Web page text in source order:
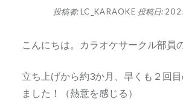
投稿者:LC_KARAOKE 投稿日:
こんにちは。カラオケサークル部員
立ち上げから約3か月、早くも２回
ました！（熱意を感じる）